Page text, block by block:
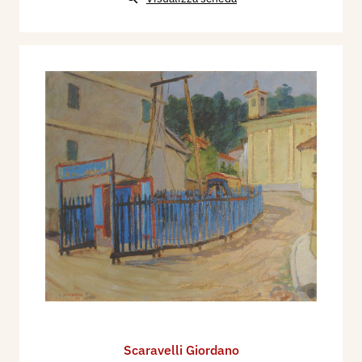
Come è facile tracciare la biografia di Scaravelli-
uomo, risulta invece complesso seguire la sua
storia d’artista e ricondurla alle poche righe di
una scheda. Partendo dalle brevi note biografiche
si evidenzia che i soggiorni fuori Mantova sono
limitati e si concludono sempre con il ritorno alla
sua tranquilla e assopita provincia.
Scaravelli rimane legato a Mantova e in
particolare ad un luogo-topos: vicolo Barche e
Porto Catena, da cui non si staccherà se non nel
giorno della sua morte avvenuta
Scaravelli Giordano